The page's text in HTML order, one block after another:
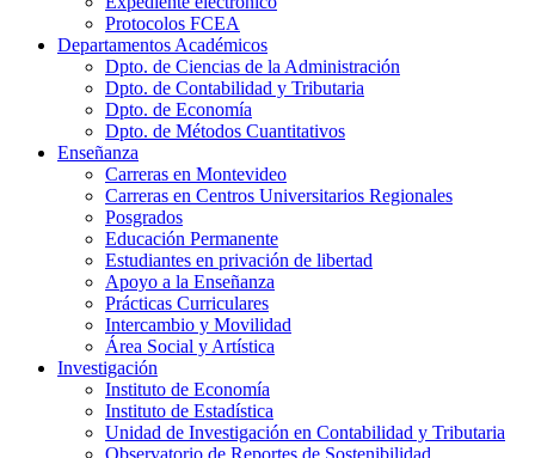
Protocolos FCEA
Departamentos Académicos
Dpto. de Ciencias de la Administración
Dpto. de Contabilidad y Tributaria
Dpto. de Economía
Dpto. de Métodos Cuantitativos
Enseñanza
Carreras en Montevideo
Carreras en Centros Universitarios Regionales
Posgrados
Educación Permanente
Estudiantes en privación de libertad
Apoyo a la Enseñanza
Prácticas Curriculares
Intercambio y Movilidad
Área Social y Artística
Investigación
Instituto de Economía
Instituto de Estadística
Unidad de Investigación en Contabilidad y Tributaria
Observatorio de Reportes de Sostenibilidad